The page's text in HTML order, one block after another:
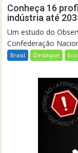
Conheça 16
indústria até
Um estudo do
Confederação
Brasil Destaque